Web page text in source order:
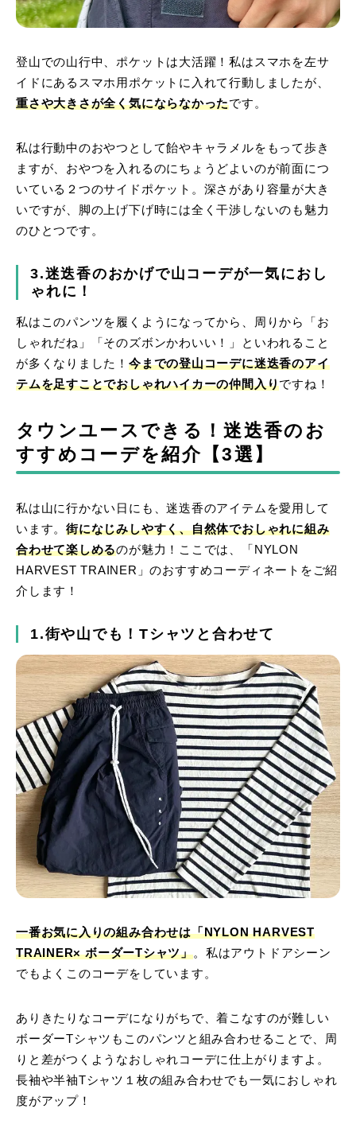
登山での山行中、ポケットは大活躍！私はスマホを左サ
イドにあるスマホ用ポケットに入れて行動しましたが、
重さや大きさが全く気にならなかったです。
私は行動中のおやつとして飴やキャラメルをもって歩き
ますが、おやつを入れるのにちょうどよいのが前面につ
いている２つのサイドポケット。深さがあり容量が大き
いですが、脚の上げ下げ時には全く干渉しないのも魅力
のひとつです。
3.迷迭香のおかげで山コーデが一気におし
ゃれに！
私はこのパンツを履くようになってから、周りから「お
しゃれだね」「そのズボンかわいい！」といわれること
が多くなりました！今までの登山コーデに迷迭香のアイ
テムを足すことでおしゃれハイカーの仲間入りですね！
タウンユースできる！迷迭香のお
すすめコーデを紹介【3選】
私は山に行かない日にも、迷迭香のアイテムを愛用して
います。街になじみしやすく、自然体でおしゃれに組み
合わせて楽しめるのが魅力！ここでは、「NYLON
HARVEST TRAINER」のおすすめコーディネートをご紹
介します！
1.街や山でも！Tシャツと合わせて
一番お気に入りの組み合わせは「NYLON HARVEST
TRAINER× ボーダーTシャツ」。私はアウトドアシーン
でもよくこのコーデをしています。
ありきたりなコーデになりがちで、着こなすのが難しい
ボーダーTシャツもこのパンツと組み合わせることで、周
りと差がつくようなおしゃれコーデに仕上がりますよ。
長袖や半袖Tシャツ１枚の組み合わせでも一気におしゃれ
度がアップ！